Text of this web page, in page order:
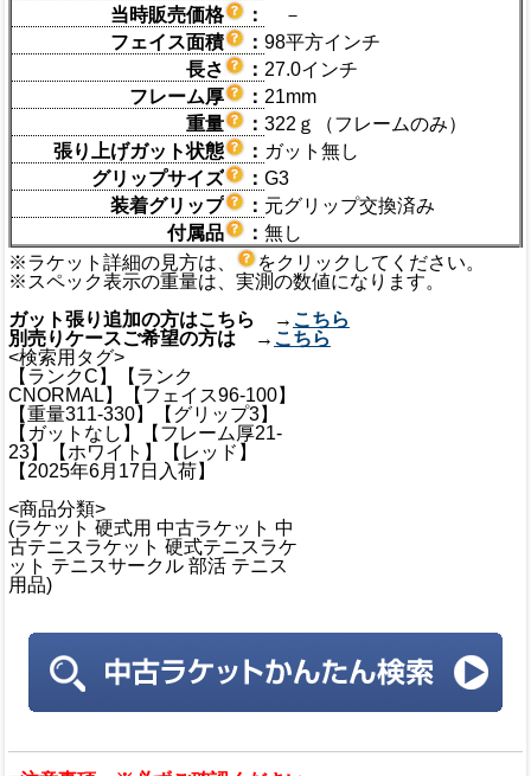
当時販売価格
：
－
フェイス面積
： 98平方インチ
長さ
： 27.0インチ
フレーム厚
： 21mm
重量
： 322ｇ（フレームのみ）
張り上げガット状態
： ガット無し
グリップサイズ
： G3
装着グリップ
： 元グリップ交換済み
付属品
： 無し
※ラケット詳細の見方は、
をクリックしてください。
※スペック表示の重量は、実測の数値になります。
ガット張り追加の方はこちら → こちら
別売りケースご希望の方は → こちら
<検索用タグ>
【ランクC】【ランク
CNORMAL】【フェイス96-100】
【重量311-330】【グリップ3】
【ガットなし】【フレーム厚21-
23】【ホワイト】【レッド】
【2025年6月17日入荷】
<商品分類>
(ラケット 硬式用 中古ラケット 中
古テニスラケット 硬式テニスラケ
ット テニスサークル 部活 テニス
用品)